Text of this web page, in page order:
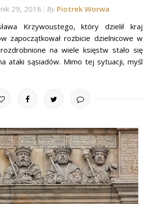
29, 2018 By Piotrek Worwa
Krzywoustego, który dzielił kraj
zapoczątkował rozbicie dzielnicowe w
na wiele księstw stało się
ataki sąsiadów. Mimo tej sytuacji, myśl